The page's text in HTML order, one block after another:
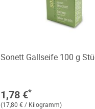
Sonett Gallseife 100 g
1,78 €*
(17,80 € / Kilogramm)